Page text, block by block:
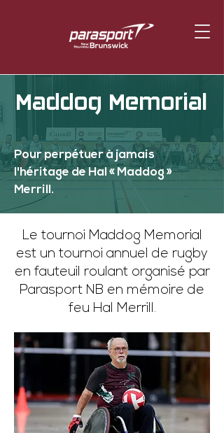
Maddog Memorial
Pour perpétuer à jamais
l'héritage de Hal « Maddog »
Merrill.
Le tournoi Maddog Memorial
est un tournoi annuel de rugby
en fauteuil roulant organisé par
Parasport NB en mémoire de
feu Hal Merrill.